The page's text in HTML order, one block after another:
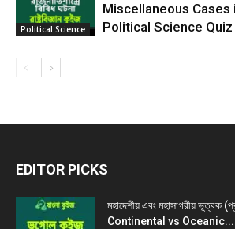
Political Science
Miscellaneous Cases
Political Science
EDITOR PICKS
মহাদেশীয় এবং মহাসাগরীয় ভূত্বক
Continental vs Oceanic...